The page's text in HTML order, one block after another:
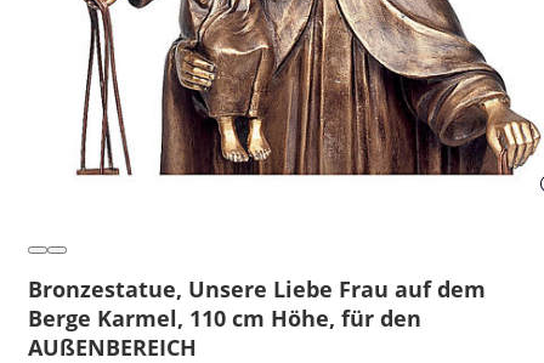
Bronzestatue, Unsere Liebe Frau auf dem
Berge Karmel, 110 cm Höhe, für den
AUßENBEREICH